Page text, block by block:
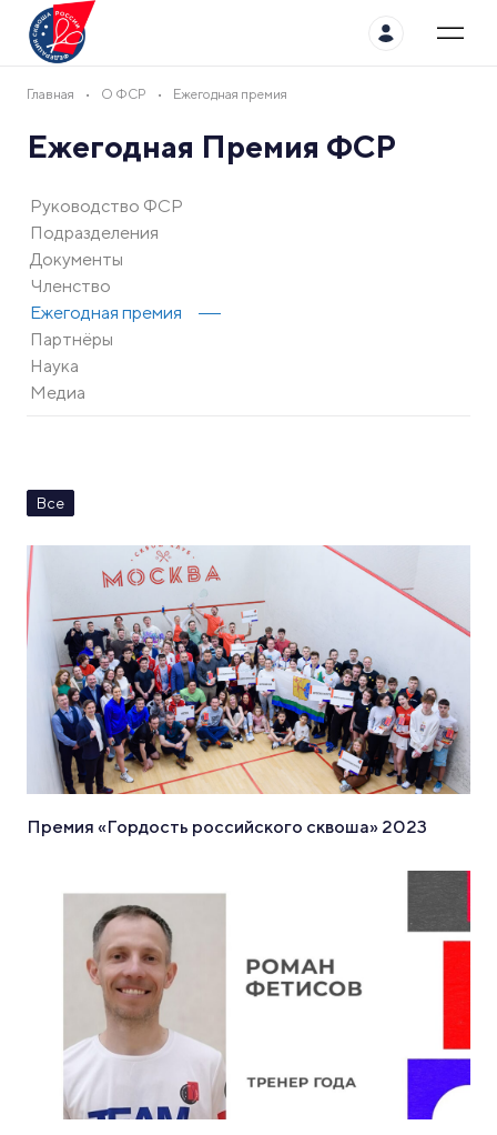
Главная О ФСР Ежегодная премия
Ежегодная Премия ФСР
Руководство ФСР
Подразделения
Документы
Членство
Ежегодная премия
Партнёры
Наука
Медиа
Все
Премия «Гордость российского сквоша» 2023